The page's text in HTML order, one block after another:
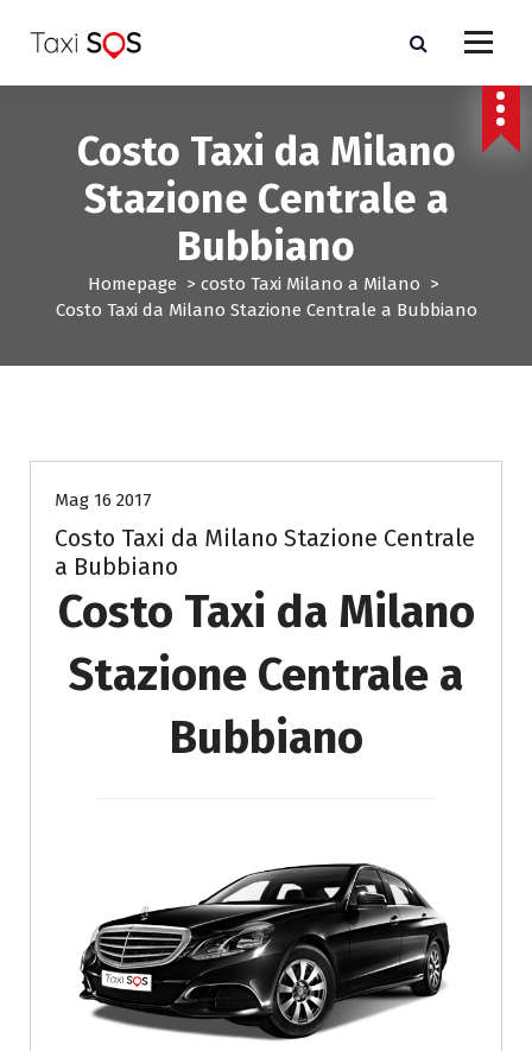
a
Costo Taxi da Milano
Stazione Centrale a
Bubbiano
Homepage > costo Taxi Milano a Milano >
Costo Taxi da Milano Stazione Centrale a Bubbiano
Mag 16 2017
Costo Taxi da Milano Stazione Centrale
a Bubbiano
Costo Taxi da Milano
Stazione Centrale a
Bubbiano